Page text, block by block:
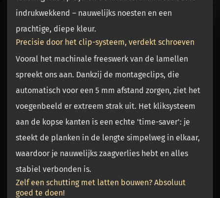
indrukwekkend – nauwelijks noesten en een
prachtige, diepe kleur.
Precisie door het clip-systeem, verdekt schroeven
Vooral het machinale freeswerk van de lamellen
spreekt ons aan. Dankzij de montageclips, die
automatisch voor een 5 mm afstand zorgen, ziet het
voegenbeeld er extreem strak uit. Het kliksysteem
aan de kopse kanten is een echte 'time-saver': je
steekt de planken in de lengte simpelweg in elkaar,
waardoor je nauwelijks zaagverlies hebt en alles
stabiel verbonden is.
Zelf een schutting met latten bouwen? Absoluut
goed te doen!